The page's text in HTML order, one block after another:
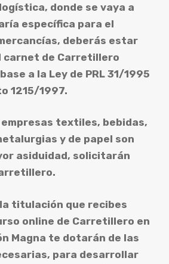
donde se vaya a
específica para el
deberás estar
carnet de Carretillero
a la Ley de PRL 31/1995
1215/1997.
textiles, bebidas,
y de papel son
asiduidad, solicitarán
titulación que recibes
online de Carretillero en
Magna te dotarán de las
para desarrollar